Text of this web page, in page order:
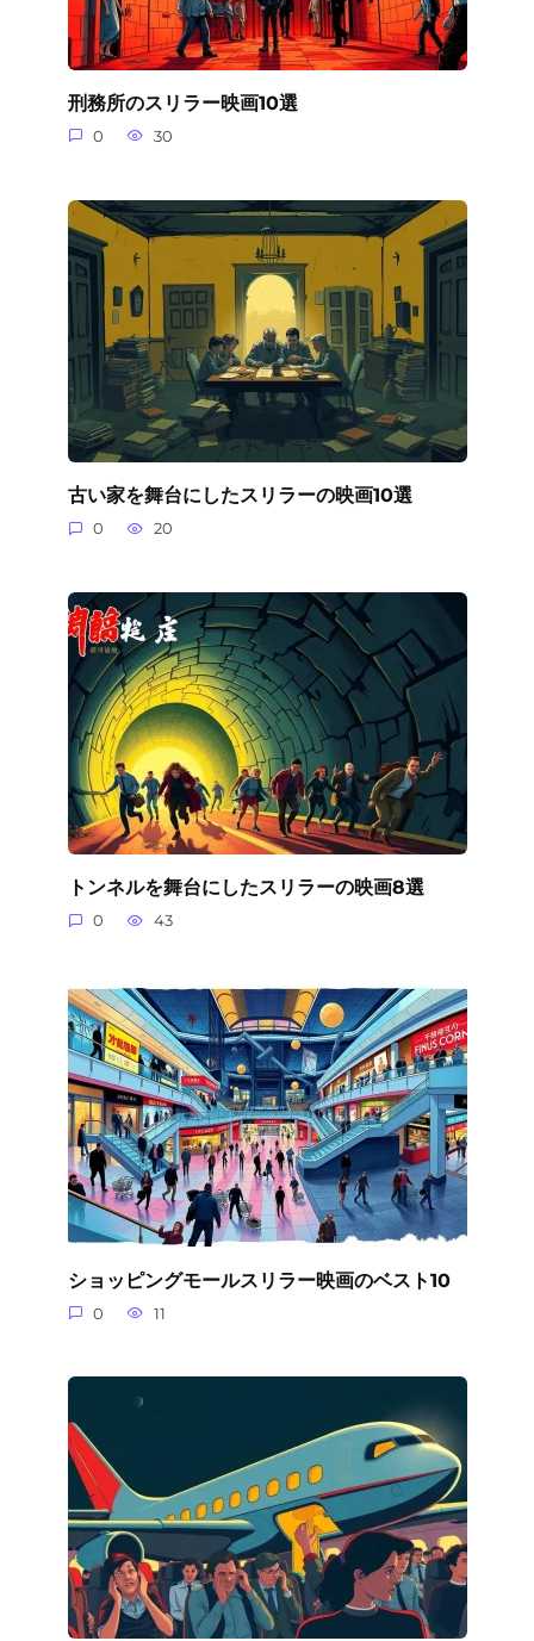
刑務所のスリラー映画10選
0 30
古い家を舞台にしたスリラーの映画10選
0 20
トンネルを舞台にしたスリラーの映画8選
0 43
ショッピングモールスリラー映画のベスト10
0 11